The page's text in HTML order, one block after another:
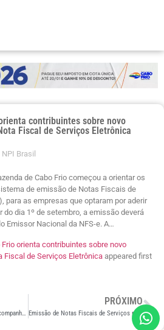
contribuintes sobre novo
Fiscal de Serviços Eletrônica
Brasil
de Cabo Frio começou a orientar os
de emissão de Notas Fiscais de
para as empresas que optaram por aderir
do dia 1º de setembro, a emissão deverá
Emissor Nacional da NFS-e. A…
orienta contribuintes sobre novo
de Serviços Eletrônica appeared first
Prefeitura de Cabo Frio reforça acompanhamento fiscal eletrônico das empresas e amplia ações de monitoramento tributário
PRÓXIMO
Emissão de Notas Fiscais de Serviços pelo sistema nacional começa em 1° de agosto, em Cabo Frio